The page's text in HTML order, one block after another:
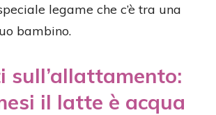
legame che c’è tra una
bambino.
sull’allattamento:
il latte è acqua